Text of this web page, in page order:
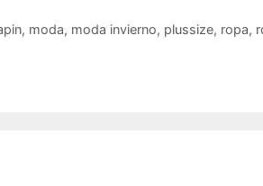
, moda, moda invierno, plussize, ropa,